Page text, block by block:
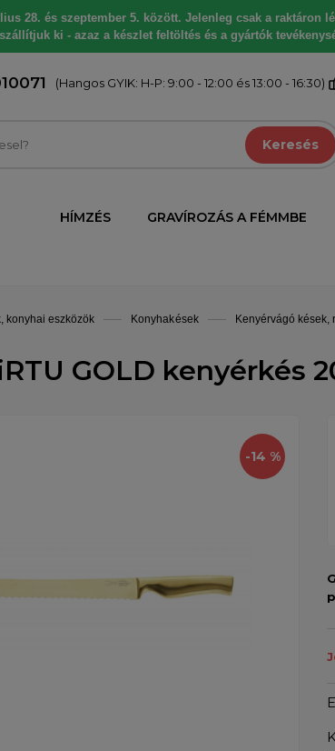
28. és szeptember 5. között. Jelenleg csak a
ki - azaz a készlet feltöltés és a gyártók
(Hangos GYIK: H-P: 9:00 - 12:00 és 13:00 - 16:30)
Keresés
HÍMZÉS GRAVÍROZÁS A FÉMMBE
konyhai eszközök Konyhakések Kenyérvágó kések,
GOLD kenyérkés
-14 %